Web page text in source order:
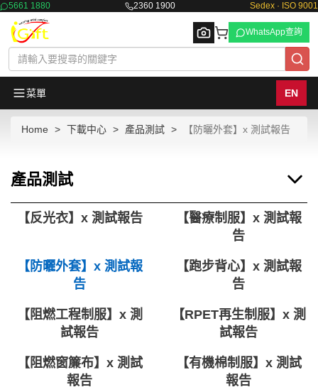
5661 1880 2360 1900 Sedex · ISO 9001
Browse
WhatsApp查詢
菜單 EN
Home 下載中心 產品測試 【防曬外套】x 測試報告
產品測試
【反光衣】x 測試報告
【醫療制服】x 測試報
告
【防曬外套】x 測試報
告
【跑步背心】x 測試報
告
【阻燃工程制服】x 測
試報告
【RPET再生制服】x 測
試報告
【阻燃窗簾布】x 測試
報告
【有機棉制服】x 測試
報告